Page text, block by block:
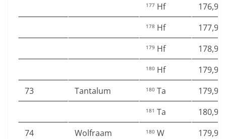
177 Hf
178 Hf
179 Hf
180 Hf
73
Tantalum 180 Ta
181 Ta
74
Wolfraam 180 W